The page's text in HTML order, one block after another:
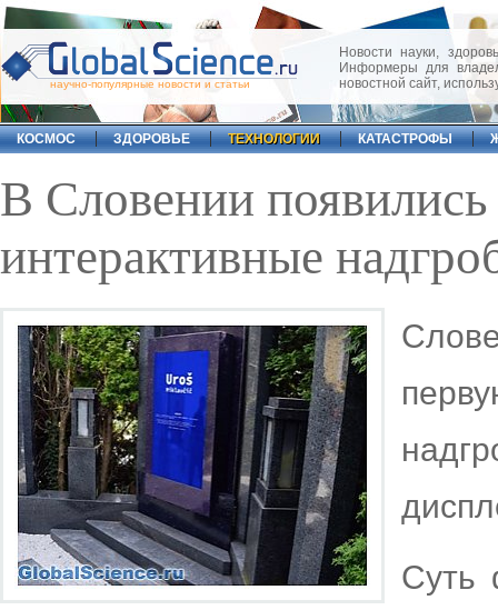
научно-популярные новости и статьи
Новости науки,
Информеры для
новостной сайт,
КОСМОС ЗДОРОВЬЕ ТЕХНОЛОГИИ КАТАСТРОФЫ
В Словении
интерактивные
Суть